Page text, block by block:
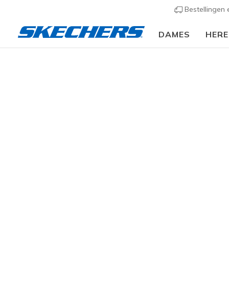
Bestellingen
DAMES